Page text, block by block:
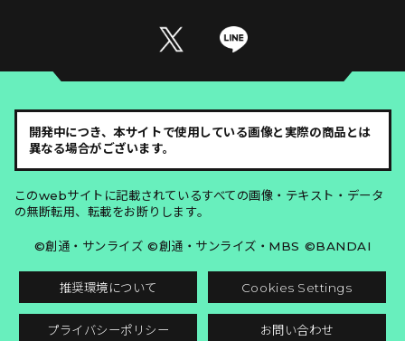
開発中につき、本サイトで使用している画像と実際の商品とは
異なる場合がございます。
このwebサイトに記載されているすべての画像・テキスト・データ
の無断転用、転載をお断りします。
©創通・サンライズ ©創通・サンライズ・MBS ©BANDAI
推奨環境について Cookies Settings
プライバシーポリシー お問い合わせ